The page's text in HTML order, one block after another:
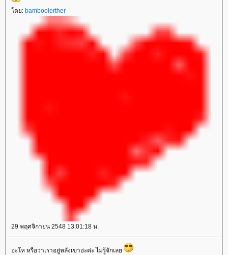
ดย: bamboolerther
29 พฤศจิกายน 2548 13:01:18 น.
อ่ะโห หรือว่าเราอยู่หลังเขาอ่ะค่ะ ไม่รู้จักเล